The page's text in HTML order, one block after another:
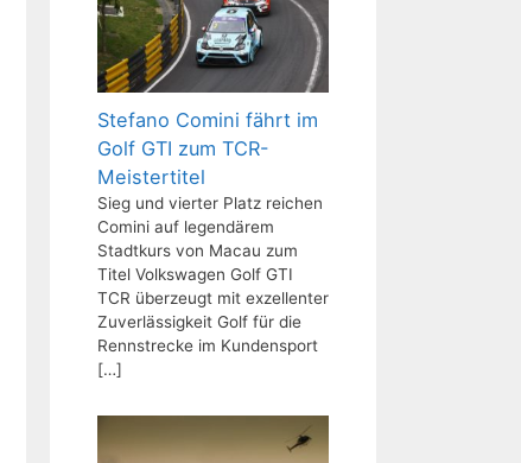
Stefano Comini fährt im
Golf GTI zum TCR-
Meistertitel
Sieg und vierter Platz reichen
Comini auf legendärem
Stadtkurs von Macau zum
Titel Volkswagen Golf GTI
TCR überzeugt mit exzellenter
Zuverlässigkeit Golf für die
Rennstrecke im Kundensport
[…]